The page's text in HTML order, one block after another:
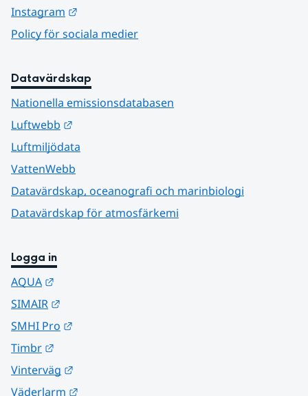
Instagram
Policy för sociala medier
Datavärdskap
Nationella emissionsdatabasen
Luftwebb
Luftmiljödata
VattenWebb
Datavärdskap, oceanografi och marinbiologi
Datavärdskap för atmosfärkemi
Logga in
AQUA
SIMAIR
SMHI Pro
Timbr
Vinterväg
Väderlarm